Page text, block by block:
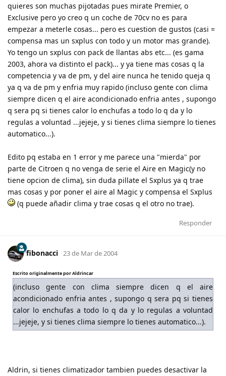
quieres son muchas pijotadas pues mirate Premier, o
Exclusive pero yo creo q un coche de 70cv no es para
empezar a meterle cosas... pero es cuestion de gustos (casi =
compensa mas un sxplus con todo y un motor mas grande).
Yo tengo un sxplus con pack de llantas abs etc... (es gama
2003, ahora va distinto el pack)... y ya tiene mas cosas q la
competencia y va de pm, y del aire nunca he tenido queja q
ya q va de pm y enfria muy rapido (incluso gente con clima
siempre dicen q el aire acondicionado enfria antes , supongo
q sera pq si tienes calor lo enchufas a todo lo q da y lo
regulas a voluntad ...jejeje, y si tienes clima siempre lo tienes
automatico...).
Edito pq estaba en 1 error y me parece una "mierda" por
parte de Citroen q no venga de serie el Aire en Magic(y no
tiene opcion de clima), sin duda pillate el Sxplus ya q trae
mas cosas y por poner el aire al Magic y compensa el Sxplus
(q puede añadir clima y trae cosas q el otro no trae).
Responder
fibonacci 23 de Mar de 2004
Escrito originalmente por Aldrincar
(incluso gente con clima siempre dicen q el aire
acondicionado enfria antes , supongo q sera pq si tienes
calor lo enchufas a todo lo q da y lo regulas a voluntad
...jejeje, y si tienes clima siempre lo tienes automatico...).
Aldrin, si tienes climatizador tambien puedes desactivar la